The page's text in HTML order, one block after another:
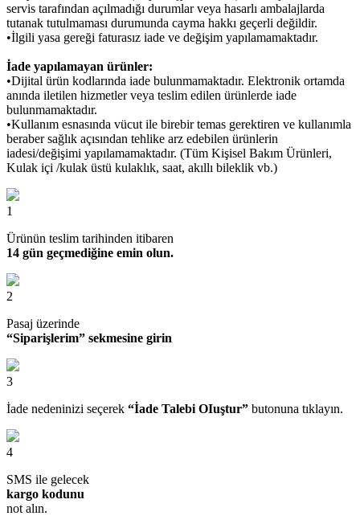
servis tarafından açılmadığı durumlar veya hasarlı ambalajlarda
tutanak tutulmaması durumunda cayma hakkı geçerli değildir.
•İlgili yasa gereği faturasız iade ve değişim yapılamamaktadır.
İade yapılamayan ürünler:
•Dijital ürün kodlarında iade bulunmamaktadır. Elektronik ortamda
anında iletilen hizmetler veya teslim edilen ürünlerde iade
bulunmamaktadır.
•Kullanım esnasında vücut ile birebir temas gerektiren ve kullanımla
beraber sağlık açısından tehlike arz edebilen ürünlerin
iadesi/değişimi yapılamamaktadır. (Tüm Kişisel Bakım Ürünleri,
Kulak içi /kulak üstü kulaklık, saat, akıllı bileklik vb.)
1
Ürünün teslim tarihinden itibaren
14 gün geçmediğine emin olun.
2
Pasaj üzerinde
“Siparişlerim” sekmesine girin
3
İade nedeninizi seçerek “İade Talebi OIuştur” butonuna tıklayın.
4
SMS ile gelecek
kargo kodunu
not alın.